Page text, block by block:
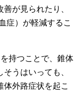
が見られたり、
症）が軽減するこ
持つことで、錐体
うはいっても、
体外路症状を起こ